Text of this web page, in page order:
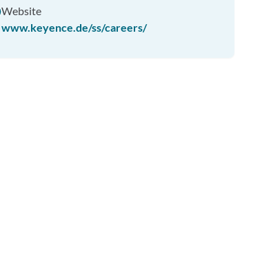
Website
www.keyence.de/ss/careers/